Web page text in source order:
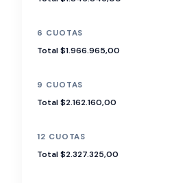
6 CUOTAS
Total $1.966.965,00
9 CUOTAS
Total $2.162.160,00
12 CUOTAS
Total $2.327.325,00